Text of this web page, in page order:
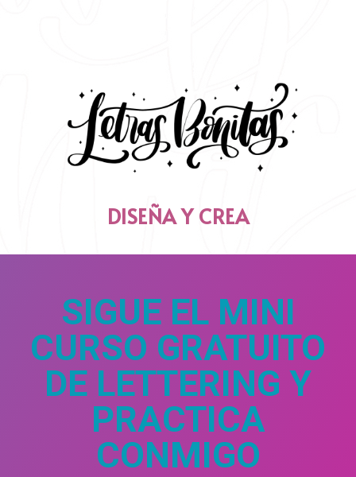
DISEÑA Y CREA
SIGUE EL MINI
CURSO GRATUITO
DE LETTERING Y
PRACTICA
CONMIGO